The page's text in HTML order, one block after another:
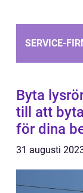
SERVICE-
Byta
till att
för dina
31 augusti